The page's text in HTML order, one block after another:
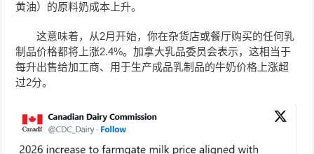
黄油）的原料奶成本上升。
这意味着，从2月开始，你在杂货店或餐厅购买的任何乳
制品价格都将上涨2.4%。加拿大乳品委员会表示，这相当于
每升出售给加工商、用于生产成品乳制品的牛奶价格上涨超
过2分。